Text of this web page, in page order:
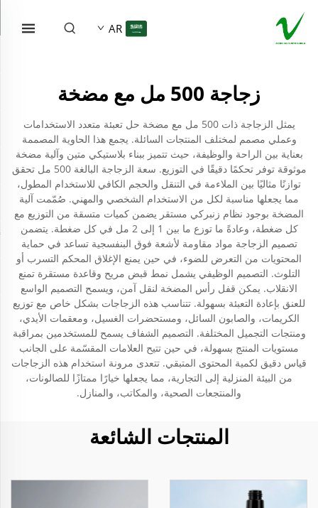
AR
زجاجة 500 مل مع مضخة
يمثل الزجاجة ذات 500 مل مع مضخة حل تعبئة متعدد الاستخدامات
وعملي مصمم لمختلف المنتجات السائلة. يجمع هذا الحاوية المصممة
بعناية بين الراحة والوظيفة، حيث تتميز ببناء بلاستيكي متين وآلية مضخة
موثوقة توفر تحكمًا دقيقًا في التوزيع. سعة الزجاجة البالغة 500 مل تحقق
توازنًا مثاليًا بين الملاءمة في التنقل والحجم الكافي للاستخدام المطول،
مما يجعلها مناسبة لكل من الاستخدام الشخصي والمهني. صُمّمت آلية
المضخة بوجود نظام زنبركي مستقر يضمن كميات متسقة من التوزيع مع
كل ضغطة، وعادةً ما توزع ما بين 1 إلى 2 مل في كل ضغطة. يتضمن
تصميم الزجاجة مواد مقاومة لأشعة فوق البنفسجية تساعد في حماية
المحتويات من التعرض للضوء، في حين يمنع الإغلاق المحكم التسرب أو
التلوث. التصميم الوظيفي يشمل نمط قبض مريح وقاعدة مستقرة تمنع
الانقلاب. يمكن قفل رأس المضخة لنقل آمن، ويسمح التصميم الواسع
للعنق بإعادة التعبئة بسهولة. تتناسب هذه الزجاجات بشكل خاص مع توزيع
الكريمات، والصابون السائل، ومستحضرات الغسيل، ومعقمات الأيدي،
ومنتجات التجميل المختلفة. التصميم الشفاف يسمح للمستخدمين بمراقبة
مستويات المنتج بسهولة، في حين تتيح العلامات المقسّمة على الجانب
قياس دقيق لكمية المحتوى المتبقي. تتعدى مرونة استخدام هذه الزجاجات
من البيئة المنزلية إلى التجارية، مما يجعلها خيارًا ممتازًا للصالونات،
والمنتجعات الصحية، والمكاتب، والمنازل.
المنتجات الشائعة